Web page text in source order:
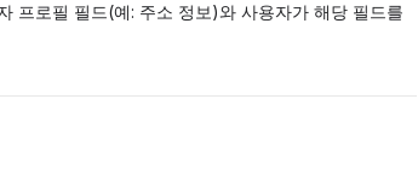
프로필 필드(예: 주소 정보)와 사용자가 해당 필드를